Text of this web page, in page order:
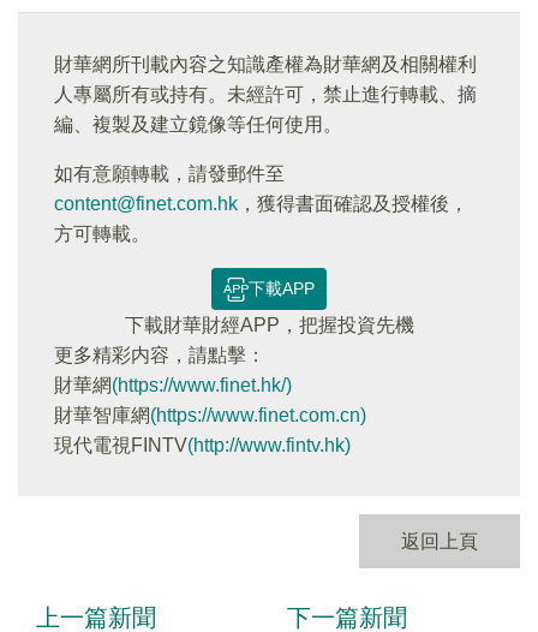
財華網所刊載內容之知識產權為財華網及相關權利
人專屬所有或持有。未經許可，禁止進行轉載、摘
編、複製及建立鏡像等任何使用。
如有意願轉載，請發郵件至
content@finet.com.hk ，獲得書面確認及授權後，
方可轉載。
下載APP
下載財華財經APP，把握投資先機
更多精彩内容，請點擊：
財華網(https://www.finet.hk/)
財華智庫網(https://www.finet.com.cn)
現代電視FINTV(http://www.fintv.hk)
返回上頁
上一篇新聞 下一篇新聞